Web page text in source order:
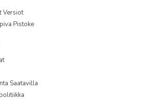
Versiot
Pistoke
Saatavilla